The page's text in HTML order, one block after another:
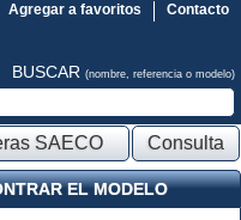
Contacto
Agregar a favoritos
BUSCAR (nombre, referencia o modelo)
SAECO Consulta
EL MODELO